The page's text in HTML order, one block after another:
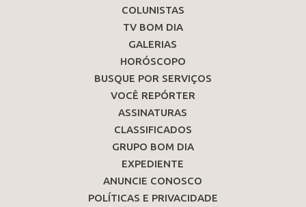
COLUNISTAS
TV BOM DIA
GALERIAS
HORÓSCOPO
BUSQUE POR SERVIÇOS
VOCÊ REPÓRTER
ASSINATURAS
CLASSIFICADOS
GRUPO BOM DIA
EXPEDIENTE
ANUNCIE CONOSCO
POLÍTICAS E PRIVACIDADE